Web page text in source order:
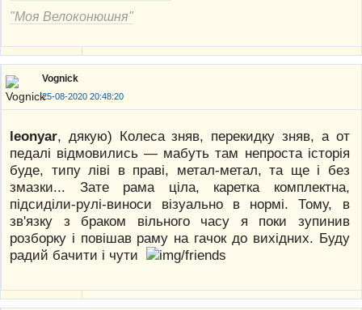
"Моя Велоконюшня"
Vognick
25-08-2020 20:48:20
leonyar, дякую) Колеса зняв, перекидку зняв, а от
педалі відмовились — мабуть там непроста історія
буде, типу ліві в праві, метал-метал, та ще і без
змазки... Зате рама ціла, каретка комплектна,
підсиділи-рулі-виноси візуально в нормі. Тому, в
зв'язку з браком вільного часу я поки зупинив
розборку і повішав раму на гачок до вихідних. Буду
радий бачити і чути